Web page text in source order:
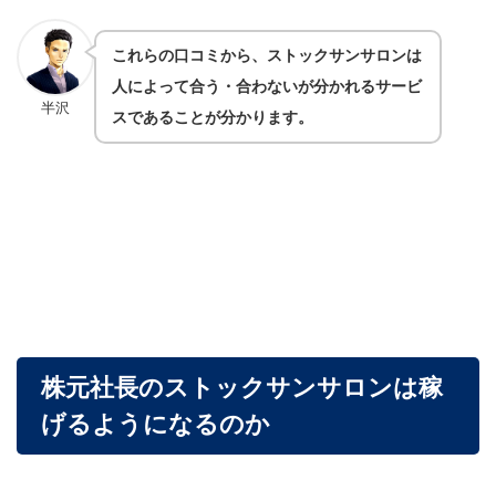
半沢
これらの口コミから、ストックサンサロンは
人によって合う・合わないが分かれるサービ
スであることが分かります。
株元社長のストックサンサロンは稼
げるようになるのか